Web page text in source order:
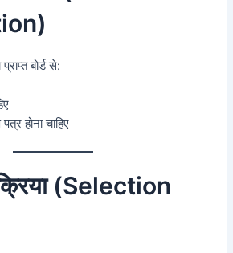
बोर्ड से:
होना चाहिए
(Selection